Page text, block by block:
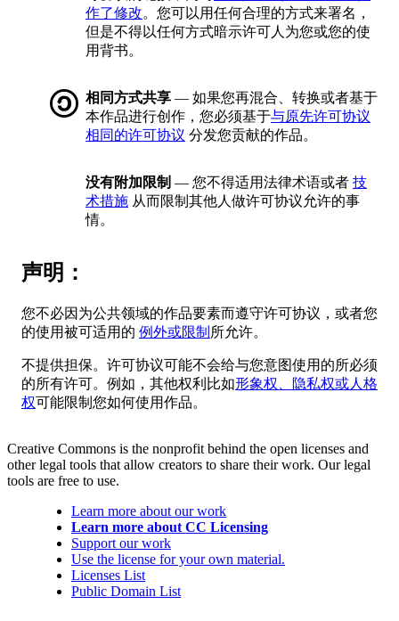
作了修改。您可以用任何合理的方式来署名，
但是不得以任何方式暗示许可人为您或您的使
用背书。
相同方式共享 — 如果您再混合、转换或者基于
本作品进行创作，您必须基于与原先许可协议
相同的许可协议 分发您贡献的作品。
没有附加限制 — 您不得适用法律术语或者 技
术措施 从而限制其他人做许可协议允许的事
情。
声明：
您不必因为公共领域的作品要素而遵守许可协议，或者您
的使用被可适用的 例外或限制 所允许。
不提供担保。许可协议可能不会给与您意图使用的所必须
的所有许可。例如，其他权利比如形象权、隐私权或人格
权可能限制您如何使用作品。
Creative Commons is the nonprofit behind the open licenses and
other legal tools that allow creators to share their work. Our legal
tools are free to use.
Learn more about our work
Learn more about CC Licensing
Support our work
Use the license for your own material.
Licenses List
Public Domain List